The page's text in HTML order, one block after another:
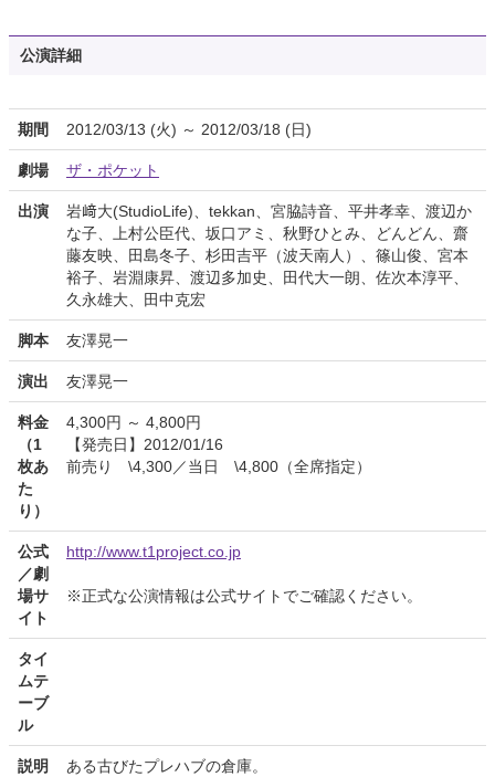
公演詳細
期間 2012/03/13 (火) ～ 2012/03/18 (日)
劇場 ザ・ポケット
出演
岩﨑大(StudioLife)、tekkan、宮脇詩音、平井孝幸、渡辺か
な子、上村公臣代、坂口アミ、秋野ひとみ、どんどん、齋
藤友映、田島冬子、杉田吉平（波天南人）、篠山俊、宮本
裕子、岩淵康昇、渡辺多加史、田代大一朗、佐次本淳平、
久永雄大、田中克宏
脚本 友澤晃一
演出 友澤晃一
料金
（1
枚あ
た
り）
4,300円 ～ 4,800円
【発売日】2012/01/16
前売り \4,300／当日 \4,800（全席指定）
公式
／劇
場サ
イト
http://www.t1project.co.jp
※正式な公演情報は公式サイトでご確認ください。
タイ
ムテ
ーブ
ル
説明
ある古びたプレハブの倉庫。